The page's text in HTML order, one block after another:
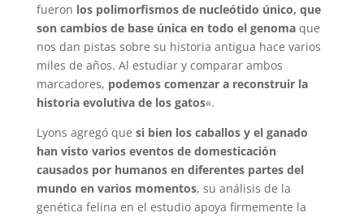
fueron los polimorfismos de nucleótido único, que
son cambios de base única en todo el genomaque
nos dan pistas sobre su historia antigua hace varios
miles de años. Al estudiar y comparar ambos
marcadores, podemos comenzar a reconstruir la
historia evolutiva de los gatos«.
Lyons agregó que si bien los caballos y el ganado
han visto varios eventos de domesticación
causados por humanos en diferentes partes del
mundo en varios momentos, su análisis de la
genética felina en el estudio apoya firmemente la